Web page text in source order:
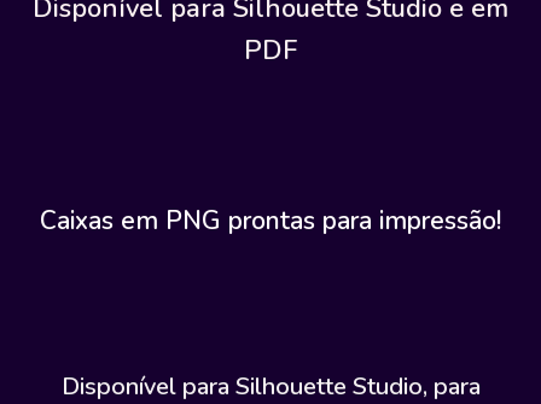
Disponível para Silhouette Studio e em
PDF
Caixas em PNG prontas para impressão!
Disponível para Silhouette Studio, para